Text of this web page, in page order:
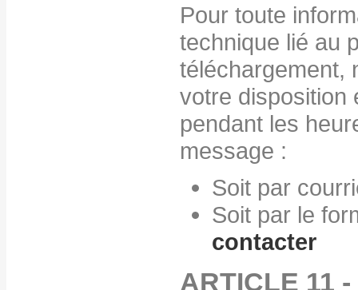
Pour toute
technique lié au
téléchargement,
votre disposition
pendant les
message :
Soit par
Soit par le
contacter
ARTICLE 11